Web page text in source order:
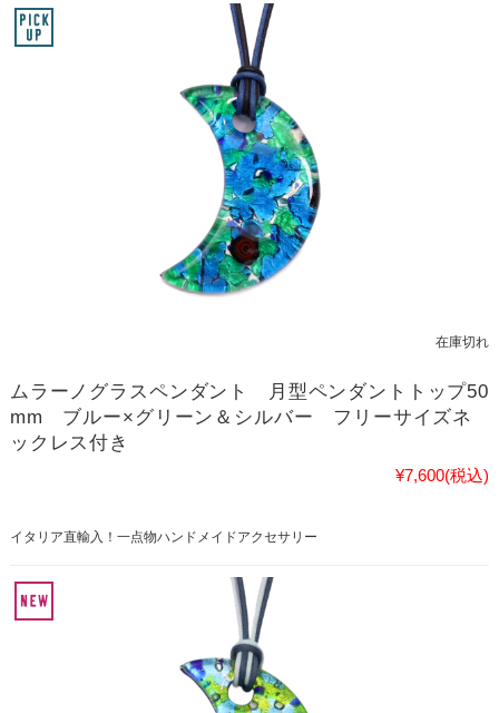
在庫切れ
ムラーノグラスペンダント 月型ペンダントトップ50
mm ブルー×グリーン＆シルバー フリーサイズネ
ックレス付き
¥7,600(税込)
イタリア直輸入！一点物ハンドメイドアクセサリー